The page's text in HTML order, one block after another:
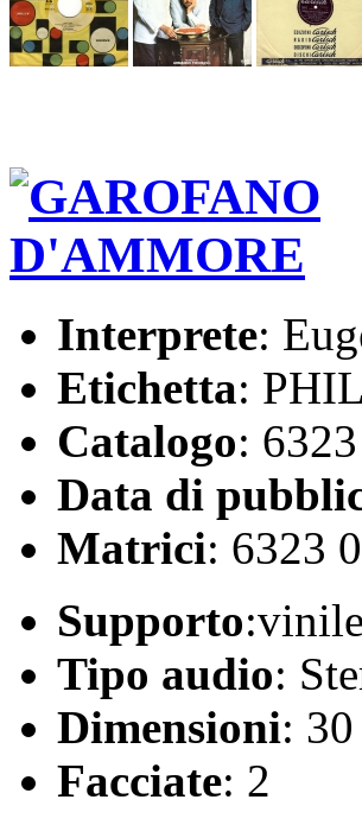
Interprete:
Etichetta:
Catalogo:
Data di
Matrici: 6323
Supporto
Tipo audio:
Dimensioni:
Facciate: 2